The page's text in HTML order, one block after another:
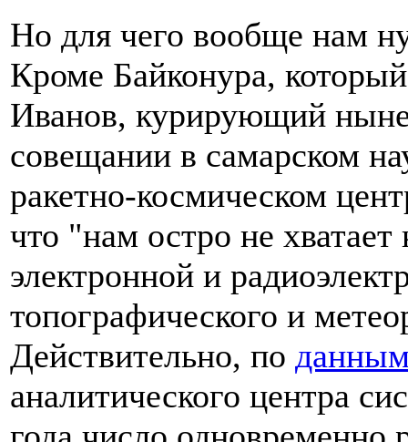
Но для чего вообще нам
Кроме Байконура,
Иванов, курирующий
совещании в самарском
ракетно-космическом
что "нам остро не хватает
электронной и
топографического и
Действительно, по
аналитического центра